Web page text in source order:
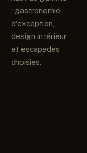
: gastronomie
d'exception,
design intérieur
et escapades
choisies.